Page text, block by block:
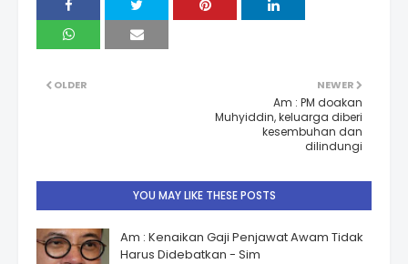
NEWER
Am : PM doakan
Muhyiddin, keluarga diberi
kesembuhan dan
dilindungi
OLDER
YOU MAY LIKE THESE POSTS
Am : Kenaikan Gaji Penjawat Awam Tidak
Harus Didebatkan - Sim